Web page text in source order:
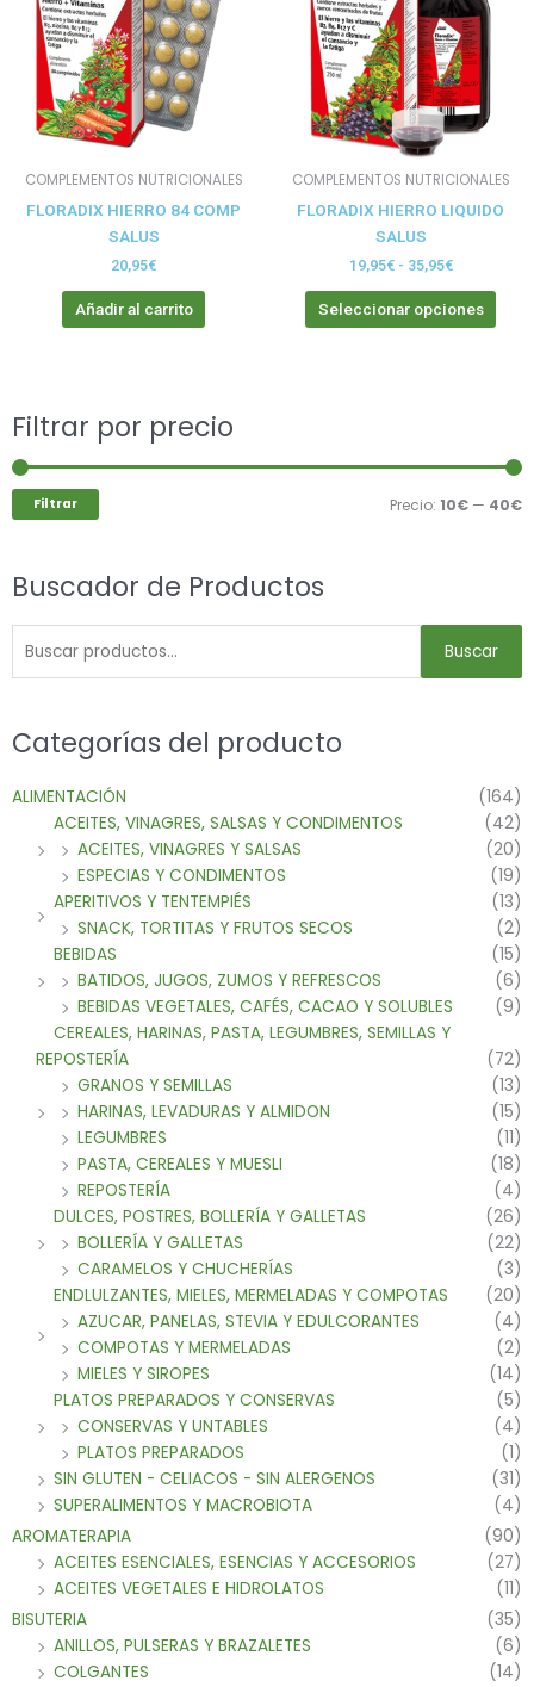
COMPLEMENTOS NUTRICIONALES
FLORADIX HIERRO 84 COMP
SALUS
20,95€
Añadir al carrito
COMPLEMENTOS NUTRICIONALES
FLORADIX HIERRO LIQUIDO
SALUS
19,95€ - 35,95€
hasta
35,95€
Seleccionar opciones
en
la
Filtrar por precio
Filtrar Precio: 10€ — 40€
Buscador de Productos
Buscar
Buscar
Categorías del producto
ALIMENTACIÓN
(164)
ACEITES, VINAGRES, SALSAS Y CONDIMENTOS
(42)
ACEITES, VINAGRES Y SALSAS
(20)
ESPECIAS Y CONDIMENTOS
(19)
APERITIVOS Y TENTEMPIÉS
(13)
SNACK, TORTITAS Y FRUTOS SECOS
(2)
BEBIDAS
(15)
BATIDOS, JUGOS, ZUMOS Y REFRESCOS
(6)
BEBIDAS VEGETALES, CAFÉS, CACAO Y SOLUBLES
(9)
CEREALES, HARINAS, PASTA, LEGUMBRES, SEMILLAS Y
REPOSTERÍA
(72)
GRANOS Y SEMILLAS
(13)
HARINAS, LEVADURAS Y ALMIDON
(15)
LEGUMBRES
(11)
PASTA, CEREALES Y MUESLI
(18)
REPOSTERÍA
(4)
DULCES, POSTRES, BOLLERÍA Y GALLETAS
(26)
BOLLERÍA Y GALLETAS
(22)
CARAMELOS Y CHUCHERÍAS
(3)
ENDLULZANTES, MIELES, MERMELADAS Y COMPOTAS
(20)
AZUCAR, PANELAS, STEVIA Y EDULCORANTES
(4)
COMPOTAS Y MERMELADAS
(2)
MIELES Y SIROPES
(14)
PLATOS PREPARADOS Y CONSERVAS
(5)
CONSERVAS Y UNTABLES
(4)
PLATOS PREPARADOS
(1)
SIN GLUTEN - CELIACOS - SIN ALERGENOS
(31)
SUPERALIMENTOS Y MACROBIOTA
(4)
AROMATERAPIA
(90)
ACEITES ESENCIALES, ESENCIAS Y ACCESORIOS
(27)
ACEITES VEGETALES E HIDROLATOS
(11)
BISUTERIA
(35)
ANILLOS, PULSERAS Y BRAZALETES
(6)
COLGANTES
(14)